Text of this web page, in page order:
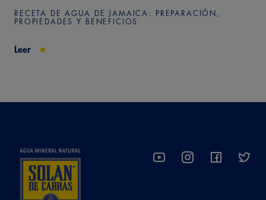
RECETA DE AGUA DE JAMAICA: PREPARACIÓN,
PROPIEDADES Y BENEFICIOS
Leer